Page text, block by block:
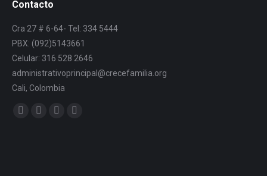
Contacto
Cra 27 # 6-64- Tel: 334 5444
PBX: (092)5143661
Celular: 316 528 2646
administrativoprincipal@crecefamilia.org
Cali, Colombia
Find us on: